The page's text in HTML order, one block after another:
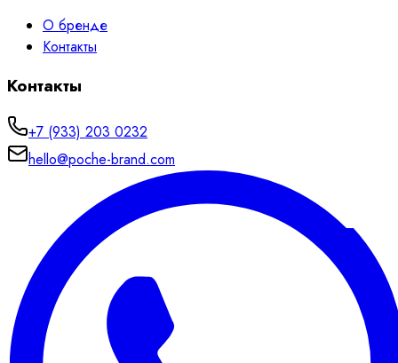
О бренде
Контакты
Контакты
+7 (933) 203 0232
hello@poche-brand.com